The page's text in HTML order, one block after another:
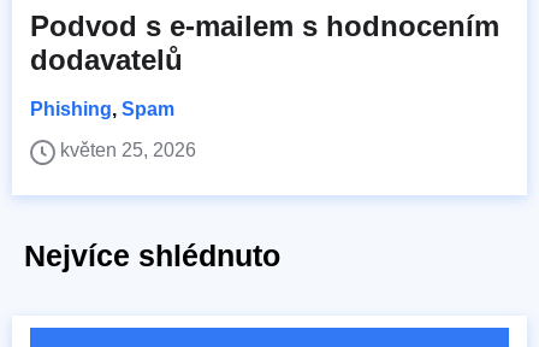
Podvod s e-mailem s hodnocením
dodavatelů
Phishing, Spam
květen 25, 2026
Nejvíce shlédnuto